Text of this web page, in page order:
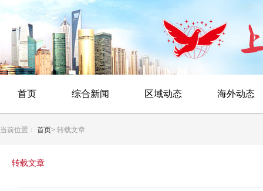
首页 综合新闻 区域动态 海外动态
当前位置： 首页> 转载文章
转载文章